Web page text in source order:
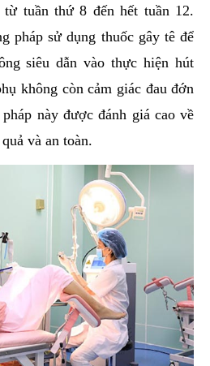
tuần thứ 8 đến hết tuần 12.
pháp sử dụng thuốc gây tê để
siêu dẫn vào thực hiện hút
không còn cảm giác đau đớn
này được đánh giá cao về
và an toàn.